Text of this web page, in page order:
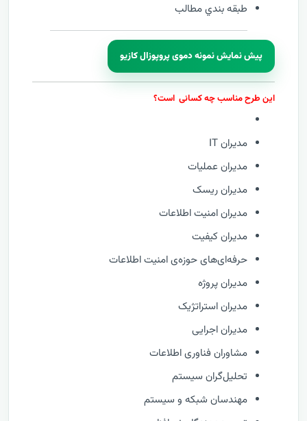
طبقه بندي مطالب
پیش نمایش نمونه دموی پروپوزال کازیو
این طرح مناسب چه کسانی است؟
مدیران IT
مدیران عملیات
مدیران ریسک
مدیران امنیت اطلاعات
مدیران کیفیت
حرفه‌ای‌های حوزه‌ی امنیت اطلاعات
مدیران پروژه
مدیران استراتژیک
مدیران اجرایی
مشاوران فناوری اطلاعات
تحلیل‌گران سیستم
مهندسان شبکه و سیستم